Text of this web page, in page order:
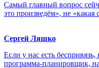
Самый главный вопрос
это произведём», не «какая
Сергей Ляшко
Если у нас есть
программа-планировщик,